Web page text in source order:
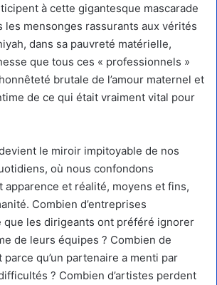
à cette gigantesque mascarade
les mensonges rassurants aux vérités
dans sa pauvreté matérielle,
que tous ces « professionnels »
brutale de l’amour maternel et
de ce qui était vraiment vital pour
le miroir impitoyable de nos
où nous confondons
apparence et réalité, moyens et fins,
Combien d’entreprises
que les dirigeants ont préféré ignorer
de leurs équipes ? Combien de
qu’un partenaire a menti par
? Combien d’artistes perdent